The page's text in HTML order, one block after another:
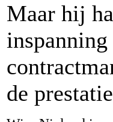
Maar hij
de